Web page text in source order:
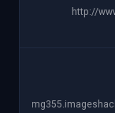
http://
http://